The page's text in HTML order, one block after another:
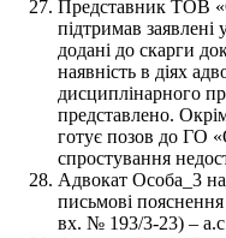
Представник ТОВ
підтримав
додані до скарги
наявність в діях
дисциплінарного
представлено.
готує позов до ГО
спростування
Адвокат Особа_3
письмові
вх. № 193/3-23) –